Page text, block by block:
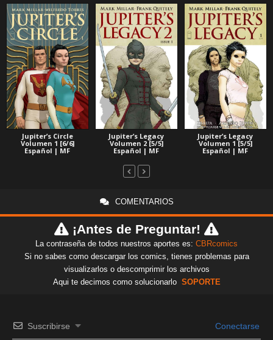
Jupiter’s Circle
Volumen 1 [6/6]
Español | MF
Jupiter’s Legacy
Volumen 2 [5/5]
Español | MF
Jupiter’s Legacy
Volumen 1 [5/5]
Español | MF
COMENTARIOS
¡Antes de Preguntar!
La contraseña de todos nuestros aportes es: CBRcomics
Si no sabes como descargar los comics, tienes problemas para
visualizarlos o descomprimir los archivos
Aqui te decimos como solucionarlo SOPORTE
Suscribirse Conectarse